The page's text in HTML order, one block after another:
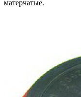
матерчатые.